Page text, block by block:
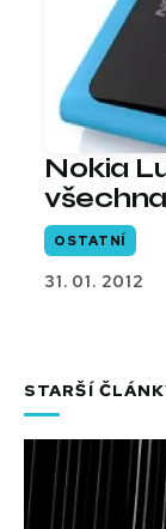
Nokia
OSTATNÍ
31. 01. 2012
STARŠÍ